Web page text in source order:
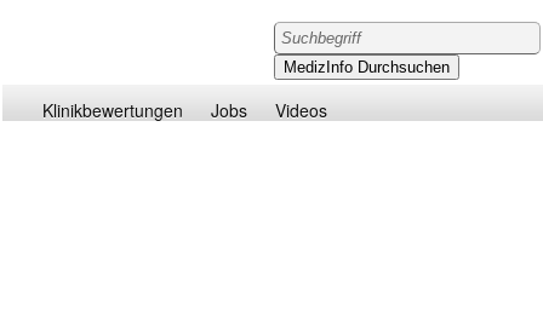
Klinikbewertungen Jobs Videos